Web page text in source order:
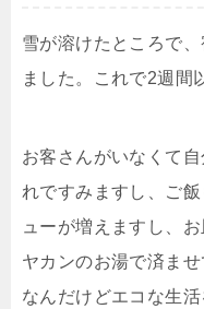
雪が溶けたところで
ました。これで2週間
お客さんがいなくて
れですみますし、ご
ューが増えますし、
ヤカンのお湯で済ま
なんだけどエコな生